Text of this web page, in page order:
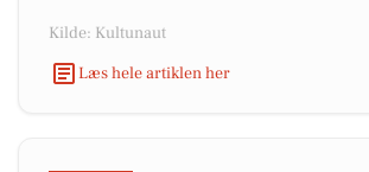
Kilde: Kultunaut
Læs hele artiklen her